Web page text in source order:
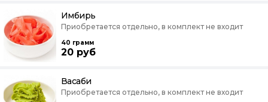
Имбирь
Приобретается отдельно, в комплект не входит
40 грамм
20 руб
Васаби
Приобретается отдельно, в комплект не входит